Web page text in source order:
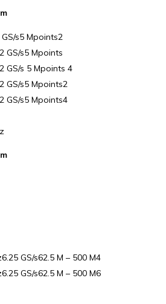
s5 Mpoints2
GS/s5 Mpoints
GS/s 5 Mpoints 4
GS/s5 Mpoints2
GS/s5 Mpoints4
GS/s62.5 M – 500 M4
GS/s62.5 M – 500 M6